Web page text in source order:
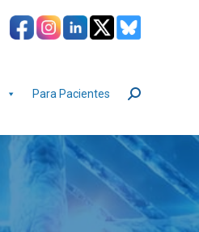
Para Pacientes Buscar: